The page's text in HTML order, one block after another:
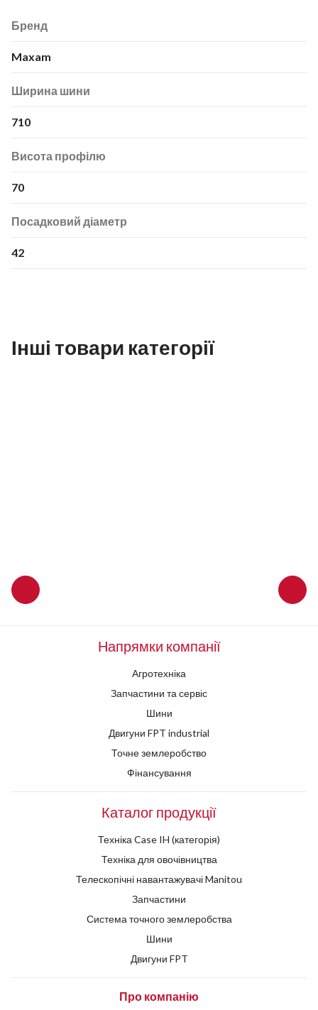
Бренд
Maxam
Ширина шини
710
Висота профілю
70
Посадковий діаметр
42
Інші товари категорії
Напрямки компанії
Агротехніка
Запчастини та сервіс
Шини
Двигуни FPT industrial
Точне землеробство
Фінансування
Каталог продукції
Техніка Case IH (категорія)
Техніка для овочівництва
Телескопічні навантажувачі Manitou
Запчастини
Система точного землеробства
Шини
Двигуни FPT
Про компанію